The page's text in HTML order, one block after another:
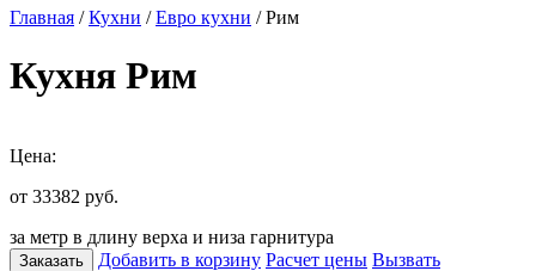
Главная /Кухни /Евро кухни / Рим
Кухня Рим
Цена:
от 33382 руб.
за метр в длину верха и низа гарнитура
Заказать Добавить в корзину Расчет цены Вызвать